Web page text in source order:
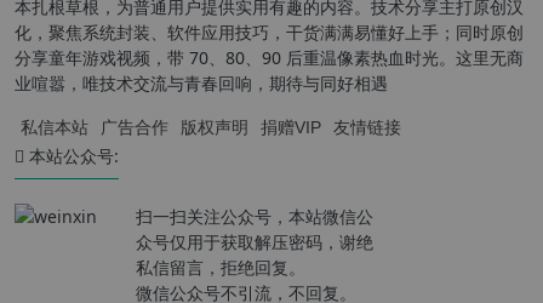
本扎根草根，为普通用户提供实用有趣的内容。技术分享主打原创汉
化，聚焦系统封装、软件应用技巧，干货满满易懂好上手；同时原创
分享童年游戏视频，带 70、80、90 后重温像素热血时光。这里无商
业喧嚣，唯技术交流与青春回响，期待与同好相遇
私信本站 广告合作 版权声明 捐赠VIP 友情链接
本站公众号:
扫一扫关注公众号，本站微信公
众号仅用于获取解压密码，谢绝
私信留言，拒绝回复。
微信公众号不引流，不回复。